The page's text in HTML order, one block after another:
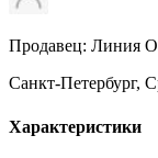
Продавец: Линия
Санкт-Петербург,
Характеристики